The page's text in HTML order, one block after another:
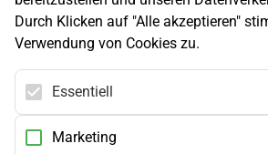
Jetzt anmelden
Hilfe
Kundenservice
Widerrufsbelehrung
Versandkosten
Durch Klicken auf "Alle akzeptieren"
Verwendung von Cookies zu.
Essentiell
Marketing